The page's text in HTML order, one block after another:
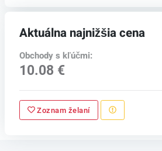
Aktuálna najnižšia cena
Obchody s kľúčmi:
10.08 €
Zoznam želaní